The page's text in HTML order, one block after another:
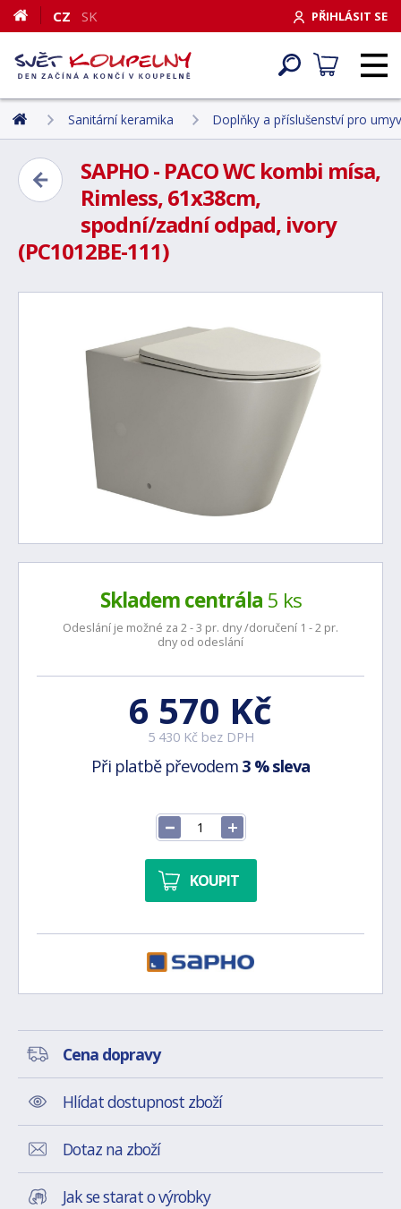
PŘIHLÁSIT SE
CZ SK
Sanitární keramika Doplňky a příslušenství pro
SAPHO - PACO WC kombi mísa,
Rimless, 61x38cm,
spodní/zadní odpad, ivory
(PC1012BE-111)
Skladem centrála 5 ks
Odeslání je možné za 2 - 3 pr. dny /doručení 1 - 2 pr.
dny od odeslání
6 570 Kč
5 430 Kč bez DPH
Při platbě převodem 3 % sleva
KOUPIT
Cena dopravy
Hlídat dostupnost zboží
Dotaz na zboží
Jak se starat o výrobky